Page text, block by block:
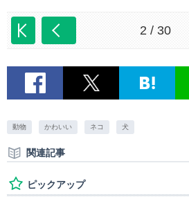
2 / 30
動物 かわいい ネコ 犬
関連記事
ピックアップ